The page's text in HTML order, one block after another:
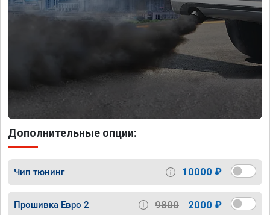
Дополнительные опции:
Чип тюнинг 10000 ₽
Прошивка Евро 2 9800 2000 ₽